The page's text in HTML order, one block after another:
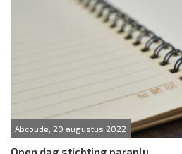
Abcoude, 20 augustus 2022